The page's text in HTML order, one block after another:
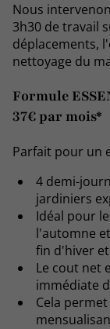
Nous
3h30 de travail
déplacements,
nettoyage du
Formule
37€ par mois*
Parfait pour un
4 demi-
jardiniers
Idéal pour
l'automne
fin d'hiver
Le cout net
immédiate
Cela